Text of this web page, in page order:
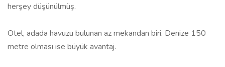
herşey düşünülmüş.
Otel, adada havuzu bulunan az mekandan biri. Denize 150
metre olması ise büyük avantaj.